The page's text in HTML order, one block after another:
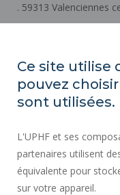
. 59313 Valenciennes
ACTOS
CONTRATACIÓN
INFORMACIÓN LEGAL
SALA DE PRENSA
Ce site utilise
pouvez
sont utilisées.
L'UPHF et ses
partenaires utilisent
équivalente pour
sur votre appareil.